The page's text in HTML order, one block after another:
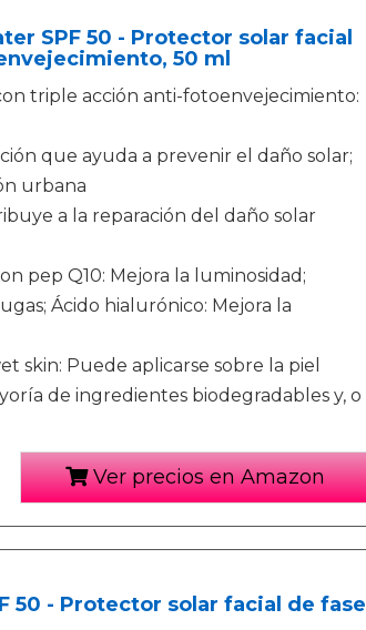
SPF 50 - Protector solar facial
50 ml
triple acción anti-fotoenvejecimiento:
que ayuda a prevenir el daño solar;
urbana
a la reparación del daño solar
pep Q10: Mejora la luminosidad;
Ácido hialurónico: Mejora la
skin: Puede aplicarse sobre la piel
de ingredientes biodegradables y, o
Ver precios en Amazon
50 - Protector solar facial de fase